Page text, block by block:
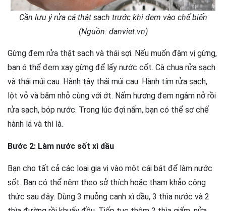
Cần lưu ý rửa cá thật sạch trước khi đem vào chế biến
(Nguồn: danviet.vn)
Gừng đem rửa thật sạch và thái sợi. Nếu muốn đậm vị gừng,
bạn ó thể đem xay gừng để lấy nước cốt. Cà chua rửa sạch
và thái múi cau. Hành tây thái múi cau. Hành tím rửa sạch,
lột vỏ và băm nhỏ cùng với ớt. Nấm hương đem ngâm nở rồi
rửa sạch, bóp nước. Trong lúc đợi nấm, bạn có thể sơ chế
hành lá và thì là.
Bước 2: Làm nước sốt xì dầu
Bạn cho tất cả các loại gia vị vào một cái bát để làm nước
sốt. Bạn có thể nêm theo sở thích hoặc tham khảo công
thức sau đây. Dùng 3 muỗng canh xì dầu, 3 thìa nước và 2